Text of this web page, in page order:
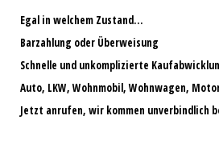
Egal in welchem Zustand…
Barzahlung oder Überweisung
Schnelle und unkomplizierte
Auto, LKW, Wohnmobil, Wohnwagen,
Jetzt anrufen, wir kommen unverbindlich